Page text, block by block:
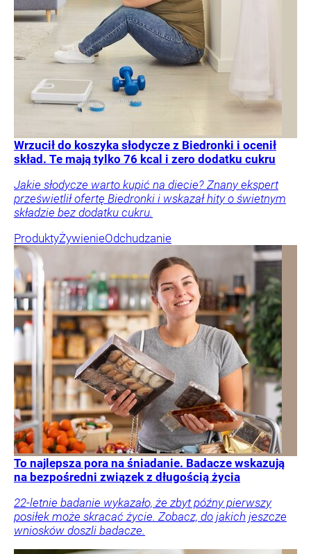
Wrzucił do koszyka słodycze z Biedronki i ocenił
skład. Te mają tylko 76 kcal i zero dodatku cukru
Jakie słodycze warto kupić na diecie? Znany ekspert
prześwietlił ofertę Biedronki i wskazał hity o świetnym
składzie bez dodatku cukru.
ProduktyŻywienieOdchudzanie
To najlepsza pora na śniadanie. Badacze wskazują
na bezpośredni związek z długością życia
22-letnie badanie wykazało, że zbyt późny pierwszy
posiłek może skracać życie. Zobacz, do jakich jeszcze
wniosków doszli badacze.